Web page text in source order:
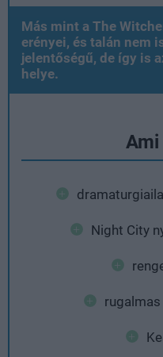
Más mint a The
erényei, és talán nem
jelentőségű, de így is
helye.
Night City